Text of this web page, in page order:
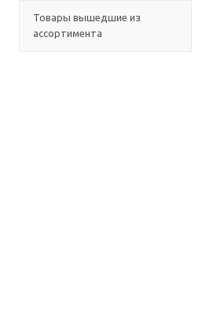
Товары вышедшие из
ассортимента